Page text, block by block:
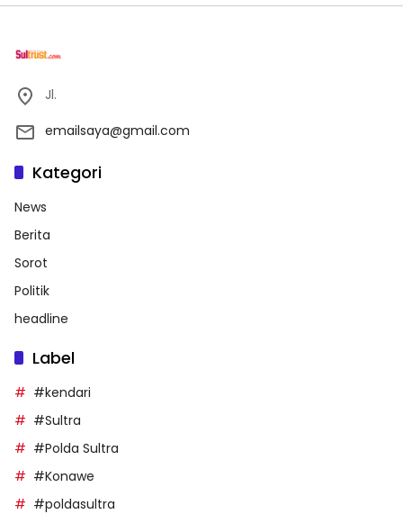
Jl.
emailsaya@gmail.com
Kategori
News
Berita
Sorot
Politik
headline
Label
#kendari
#Sultra
#Polda Sultra
#Konawe
#poldasultra